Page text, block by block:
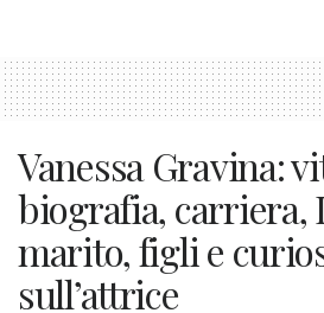
Vanessa Gravina:
biografia, carriera,
marito, figli e
sull’attrice